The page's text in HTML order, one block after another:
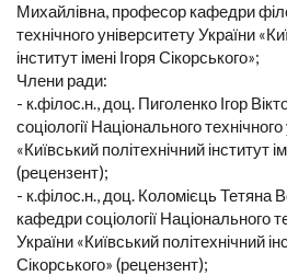
Михайлівна, професор кафедри
технічного університету України
інститут імені Ігоря Сікорського»;
Члени ради:
- к.філос.н., доц. Пиголенко Ігор
соціології Національного
«Київський політехнічний інститут
(рецензент);
- к.філос.н., доц. Коломієць Тетяна
кафедри соціології Національного
України «Київський політехнічний
Сікорського» (рецензент);